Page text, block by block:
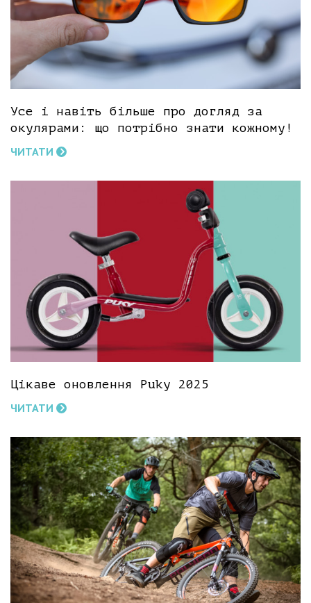
Усе і навіть більше про догляд за
окулярами: що потрібно знати кожному!
ЧИТАТИ
Цікаве оновлення Puky 2025
ЧИТАТИ